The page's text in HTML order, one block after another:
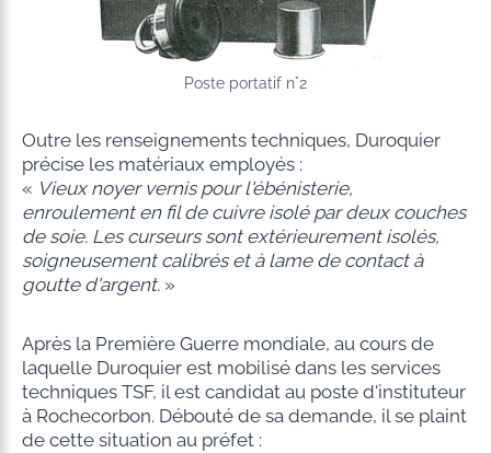
Poste portatif n°2
Outre les renseignements techniques, Duroquier
précise les matériaux employés :
« Vieux noyer vernis pour l'ébénisterie,
enroulement en fil de cuivre isolé par deux couches
de soie. Les curseurs sont extérieurement isolés,
soigneusement calibrés et à lame de contact à
goutte d'argent.»
Après la Première Guerre mondiale, au cours de
laquelle Duroquier est mobilisé dans les services
techniques TSF, il est candidat au poste d'instituteur
à Rochecorbon. Débouté de sa demande, il se plaint
de cette situation au préfet :